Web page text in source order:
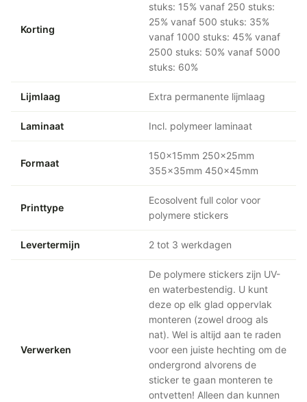
Korting
stuks: 15% vanaf 250 stuks:
25% vanaf 500 stuks: 35%
vanaf 1000 stuks: 45% vanaf
2500 stuks: 50% vanaf 5000
stuks: 60%
Lijmlaag Extra permanente lijmlaag
Laminaat Incl. polymeer laminaat
Formaat
150x15mm 250x25mm
355x35mm 450x45mm
Printtype
Ecosolvent full color voor
polymere stickers
Levertermijn 2 tot 3 werkdagen
Verwerken
De polymere stickers zijn UV-
en waterbestendig. U kunt
deze op elk glad oppervlak
monteren (zowel droog als
nat). Wel is altijd aan te raden
voor een juiste hechting om de
ondergrond alvorens de
sticker te gaan monteren te
ontvetten! Alleen dan kunnen